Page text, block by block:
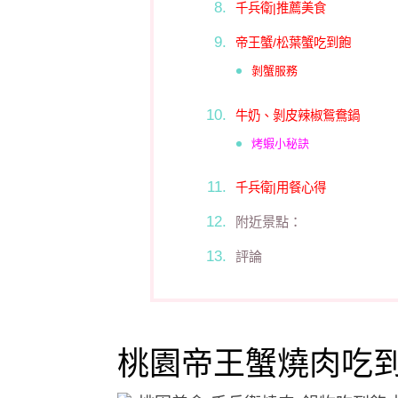
千兵衛|推薦美食
帝王蟹/松葉蟹吃到飽
剝蟹服務
牛奶、剝皮辣椒鴛鴦鍋
烤蝦小秘訣
千兵衛|用餐心得
附近景點：
評論
桃園帝王蟹燒肉吃